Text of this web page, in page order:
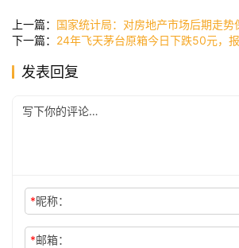
快
讯
时
尚
上一篇： 国家统计局：对房地产市场后期走势
下一篇： 24年飞天茅台原箱今日下跌50元，
发表回复
*昵称：
*邮箱：